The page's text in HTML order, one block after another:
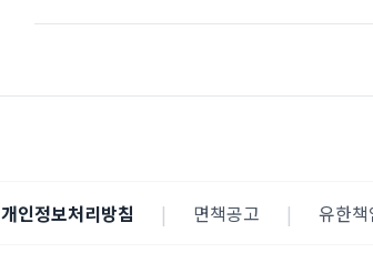
개인정보처리방침 | 면책공고 | 유한책